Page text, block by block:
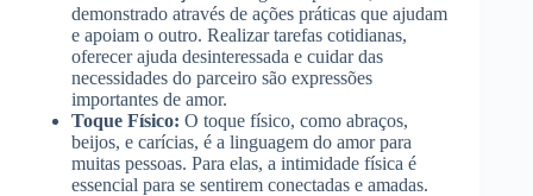
demonstrado através de ações práticas que ajudam
e apoiam o outro. Realizar tarefas cotidianas,
oferecer ajuda desinteressada e cuidar das
necessidades do parceiro são expressões
importantes de amor.
Toque Físico: O toque físico, como abraços,
beijos, e carícias, é a linguagem do amor para
muitas pessoas. Para elas, a intimidade física é
essencial para se sentirem conectadas e amadas.